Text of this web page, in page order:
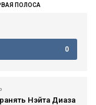
ПОЛОСА
0
Нэйта Диаза